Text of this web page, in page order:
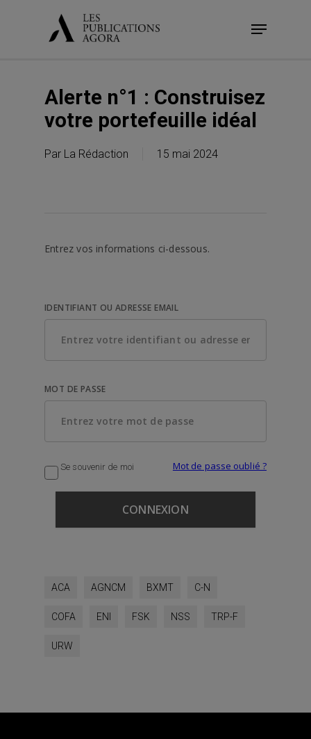
Menu
Alerte n°1 : Construisez
votre portefeuille idéal
Par La Rédaction 15 mai 2024
Entrez vos informations ci-dessous.
IDENTIFIANT OU ADRESSE EMAIL
MOT DE PASSE
Se souvenir de moi Mot de passe oublié ?
ACA AGNCM BXMT C-N
COFA ENI FSK NSS TRP-F
URW